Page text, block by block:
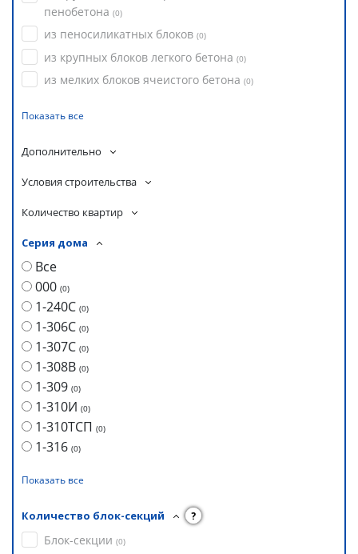
пенобетона (0)
из пеносиликатных блоков (0)
из крупных блоков легкого бетона (0)
из мелких блоков ячеистого бетона (0)
Показать все
Дополнительно
Условия строительства
Количество квартир
Серия дома
Все
000 (0)
1-240С (0)
1-306С (0)
1-307С (0)
1-308В (0)
1-309 (0)
1-310И (0)
1-310ТСП (0)
1-316 (0)
Показать все
Количество блок-секций ?
Блок-секции (0)